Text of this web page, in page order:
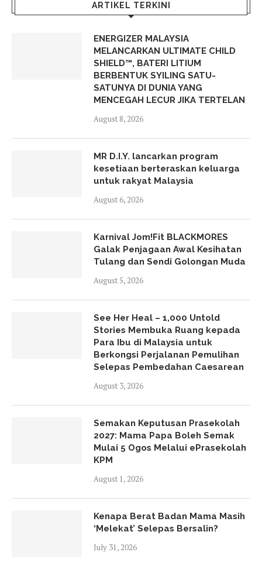
ARTIKEL TERKINI
ENERGIZER MALAYSIA
MELANCARKAN ULTIMATE CHILD
SHIELD™, BATERI LITIUM
BERBENTUK SYILING SATU-
SATUNYA DI DUNIA YANG
MENCEGAH LECUR JIKA TERTELAN
August 8, 2026
MR D.I.Y. lancarkan program
kesetiaan berteraskan keluarga
untuk rakyat Malaysia
August 6, 2026
Karnival Jom!Fit BLACKMORES
Galak Penjagaan Awal Kesihatan
Tulang dan Sendi Golongan Muda
August 5, 2026
See Her Heal – 1,000 Untold
Stories Membuka Ruang kepada
Para Ibu di Malaysia untuk
Berkongsi Perjalanan Pemulihan
Selepas Pembedahan Caesarean
August 3, 2026
Semakan Keputusan Prasekolah
2027: Mama Papa Boleh Semak
Mulai 5 Ogos Melalui ePrasekolah
KPM
August 1, 2026
Kenapa Berat Badan Mama Masih
‘Melekat’ Selepas Bersalin?
July 31, 2026